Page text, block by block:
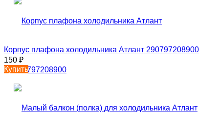
Корпус плафона холодильника Атлант 290797208900
150 ₽
Купить